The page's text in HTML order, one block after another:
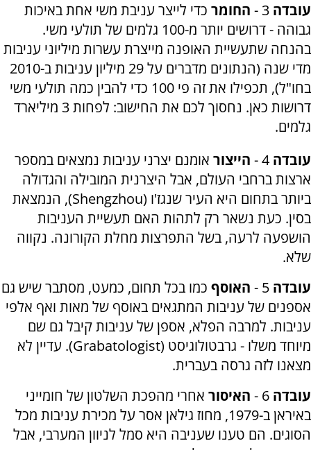
עובדה 3 - החומר כדי לייצר עניבת משי אחת באיכות
גבוהה - דרושים יותר מ-100 גלמים של תולעי משי.
בהנחה שתעשיית האופנה מייצרת עשרות מיליוני עניבות
מדי שנה (הנתונים מדברים על 29 מיליון עניבות ב-2010
בחו"ל), תכפילו את זה פי 100 כדי להבין כמה תולעי משי
דרושות כאן. נחסוך לכם את החישוב: לפחות 3 מיליארד
גלמים.
עובדה 4 - הייצור אומנם יצרני עניבות נמצאים במספר
ארצות ברחבי העולם, אבל היצרנית המובילה והגדולה
ביותר בתחום היא העיר שנגז'ו (Shengzhou), הנמצאת
בסין. כעת נשאר רק לתהות האם תעשיית העניבות
הושפעה לרעה, בשל התפרצות מחלת הקורונה. נקווה
שלא.
עובדה 5 - האוסף כמו בכל תחום, כמעט, מסתבר שיש גם
אספנים של עניבות המתגאים באוסף של מאות ואף אלפי
עניבות. למרבה הפלא, אספן של עניבות קיבל גם שם
מיוחד משלו - גרבטולוגיסט (Grabatologist). עדיין לא
מצאנו לזה גרסה בעברית.
עובדה 6 - האיסור אחרי מהפכת השלטון של חומייני
באיראן ב-1979, מחוז גילאן אסר על מכירת עניבות מכל
הסוגים. הם טענו שעניבה היא סמל לניוון המערבי, אבל